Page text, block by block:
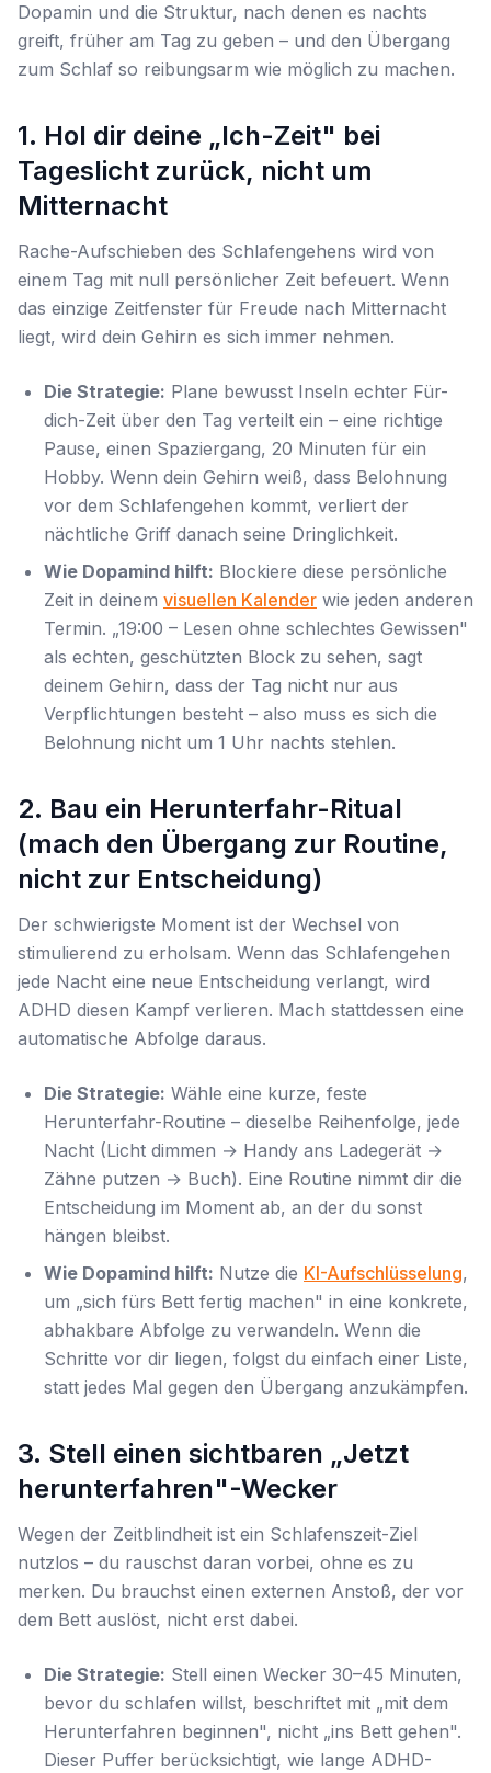
Dopamin und die Struktur, nach denen es nachts
greift, früher am Tag zu geben – und den Übergang
zum Schlaf so reibungsarm wie möglich zu machen.
1. Hol dir deine „Ich-Zeit" bei
Tageslicht zurück, nicht um
Mitternacht
Rache-Aufschieben des Schlafengehens wird von
einem Tag mit null persönlicher Zeit befeuert. Wenn
das einzige Zeitfenster für Freude nach Mitternacht
liegt, wird dein Gehirn es sich immer nehmen.
Die Strategie: Plane bewusst Inseln echter Für-
dich-Zeit über den Tag verteilt ein – eine richtige
Pause, einen Spaziergang, 20 Minuten für ein
Hobby. Wenn dein Gehirn weiß, dass Belohnung
vor dem Schlafengehen kommt, verliert der
nächtliche Griff danach seine Dringlichkeit.
Wie Dopamind hilft: Blockiere diese persönliche
Zeit in deinem visuellen Kalender wie jeden anderen
Termin. „19:00 – Lesen ohne schlechtes Gewissen"
als echten, geschützten Block zu sehen, sagt
deinem Gehirn, dass der Tag nicht nur aus
Verpflichtungen besteht – also muss es sich die
Belohnung nicht um 1 Uhr nachts stehlen.
2. Bau ein Herunterfahr-Ritual
(mach den Übergang zur Routine,
nicht zur Entscheidung)
Der schwierigste Moment ist der Wechsel von
stimulierend zu erholsam. Wenn das Schlafengehen
jede Nacht eine neue Entscheidung verlangt, wird
ADHD diesen Kampf verlieren. Mach stattdessen eine
automatische Abfolge daraus.
Die Strategie: Wähle eine kurze, feste
Herunterfahr-Routine – dieselbe Reihenfolge, jede
Nacht (Licht dimmen → Handy ans Ladegerät →
Zähne putzen → Buch). Eine Routine nimmt dir die
Entscheidung im Moment ab, an der du sonst
hängen bleibst.
Wie Dopamind hilft: Nutze die KI-Aufschlüsselung,
um „sich fürs Bett fertig machen" in eine konkrete,
abhakbare Abfolge zu verwandeln. Wenn die
Schritte vor dir liegen, folgst du einfach einer Liste,
statt jedes Mal gegen den Übergang anzukämpfen.
3. Stell einen sichtbaren „Jetzt
herunterfahren"-Wecker
Wegen der Zeitblindheit ist ein Schlafenszeit-Ziel
nutzlos – du rauschst daran vorbei, ohne es zu
merken. Du brauchst einen externen Anstoß, der vor
dem Bett auslöst, nicht erst dabei.
Die Strategie: Stell einen Wecker 30–45 Minuten,
bevor du schlafen willst, beschriftet mit „mit dem
Herunterfahren beginnen", nicht „ins Bett gehen".
Dieser Puffer berücksichtigt, wie lange ADHD-